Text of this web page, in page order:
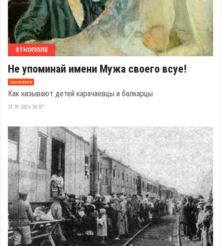
ЭТНОПОЛЕ
Не упоминай имени Мужа своего всуе!
эксклюзив
Как называют детей карачаевцы и балкарцы
21.01.2016 20:07